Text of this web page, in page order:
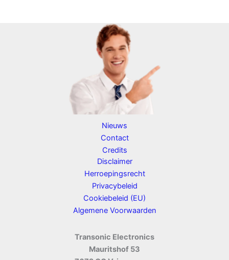
Nieuws
Contact
Credits
Disclaimer
Herroepingsrecht
Privacybeleid
Cookiebeleid (EU)
Algemene Voorwaarden
Transonic Electronics
Mauritshof 53